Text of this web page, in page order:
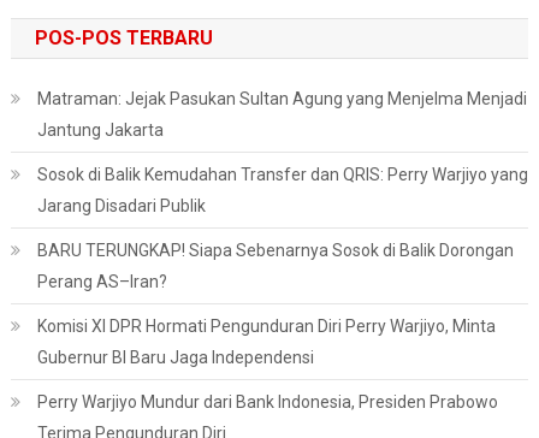
POS-POS TERBARU
Matraman: Jejak Pasukan Sultan Agung yang Menjelma Menjadi
Jantung Jakarta
Sosok di Balik Kemudahan Transfer dan QRIS: Perry Warjiyo yang
Jarang Disadari Publik
BARU TERUNGKAP! Siapa Sebenarnya Sosok di Balik Dorongan
Perang AS–Iran?
Komisi XI DPR Hormati Pengunduran Diri Perry Warjiyo, Minta
Gubernur BI Baru Jaga Independensi
Perry Warjiyo Mundur dari Bank Indonesia, Presiden Prabowo
Terima Pengunduran Diri